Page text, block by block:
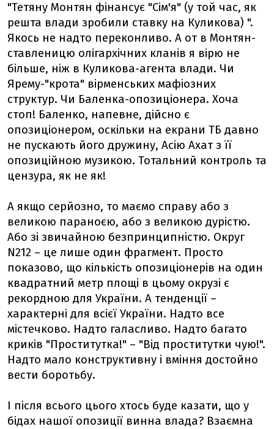
"Тетяну Монтян фінансує "Сім'я" (у той час, як
решта влади зробили ставку на Куликова) ".
Якось не надто переконливо. А от в Монтян-
ставленицю олігархічних кланів я вірю не
більше, ніж в Куликова-агента влади. Чи
Ярему-"крота" вірменських мафіозних
структур. Чи Баленка-опозиціонера. Хоча
стоп! Баленко, напевне, дійсно є
опозиціонером, оскільки на екрани ТБ давно
не пускають його дружину, Асію Ахат з її
опозиційною музикою. Тотальний контроль та
цензура, як не як!
А якщо серйозно, то маємо справу або з
великою параноєю, або з великою дурістю.
Або зі звичайною безпринципністю. Округ
N212 – це лише один фрагмент. Просто
показово, що кількість опозиціонерів на один
квадратний метр площі в цьому окрузі є
рекордною для України. А тенденції –
характерні для всієї України. Надто все
містечково. Надто галасливо. Надто багато
криків "Проститутка!" – "Від проститутки чую!".
Надто мало конструктивну і вміння достойно
вести боротьбу.
І після всього цього хтось буде казати, що у
бідах нашої опозиції винна влада? Взаємна